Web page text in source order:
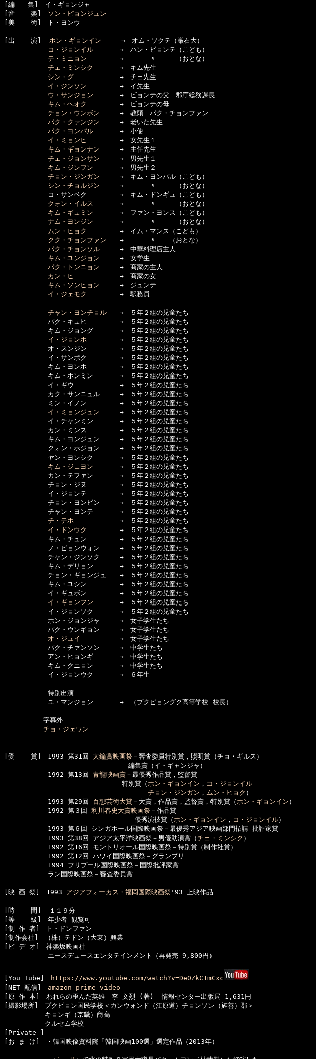
[編　　集]　イ・ギョンジャ
[音    楽]
ソン・ピョンジュン
[美    術]　ト・ヨンウ
[出    演] ホン・ギョンイン →　オム・ソクテ（厳石大）
コ・ジョンイル →　ハン・ビョンテ（こども）
テ・ミニョン →　　　　〃　　　（おとな）
チェ・ミンシク
→　キム先生
シン・グ →　チェ先生
イ・ジンソン →　イ先生
ウ・サンジョン →　ビョンテの父　郡庁総務課長
キム・ヘオク
→　ビョンテの母
チョン・ウンボン →　教頭　パク・チョンファン
パク・クァンジン →　老いた先生
パク・ヨンパル →　小使
イ・ミョンヒ
→　女先生１
キム・ギョンナン →　主任先生
チェ・ジョンサン →　男先生１
キム・ジンフン →　男先生２
チョン・ジンガン →　キム・ヨンパル（こども）
シン・チョルジン →　　　　〃　　　（おとな）
コ・サンベク　　　　　→　キム・ドンギュ（こども）
クォン・イルス →　　　　〃　　　（おとな）
キム・ギュミン →　ファン・ヨンス（こども）
ナム・ヨンジン →　　　　〃　　　（おとな）
ムン・ヒョク
→　イム・マンス（こども）
クク・チョンファン →　　　　〃　　（おとな）
パク・チョンソル →　中華料理店主人
キム・ユンジョン →　女学生
パク・トンニョン →　商家の主人
カン・ヒ
→　商家の女
キム・ソンヒョン →　ジュンテ
イ・ジェモク
→　駅務員
チャン・ヨンチョル →　５年２組の児童たち
パク・キュヒ　　　　　→　５年２組の児童たち
キム・ジョング　　　　→　５年２組の児童たち
イ・ジョンホ →　５年２組の児童たち
オ・スンジン　　　　　→　５年２組の児童たち
イ・サンボク　　　　　→　５年２組の児童たち
キム・ヨンホ　　　　　→　５年２組の児童たち
キム・ホンミン　　　　→　５年２組の児童たち
イ・ギウ　　　　　　　→　５年２組の児童たち
カク・サンニュル　　　→　５年２組の児童たち
ミン・イノン　　　　　→　５年２組の児童たち
イ・ミョンジュン →　５年２組の児童たち
イ・チャンミン　　　　→　５年２組の児童たち
カン・ミンス　　　　　→　５年２組の児童たち
キム・ヨンジュン　　　→　５年２組の児童たち
クォン・ホジョン　　　→　５年２組の児童たち
ヤン・ヨンシク　　　　→　５年２組の児童たち
キム・ジェヨン →　５年２組の児童たち
カン・テファン　　　　→　５年２組の児童たち
チョン・ジヌ　　　　　→　５年２組の児童たち
イ・ジョンテ　　　　　→　５年２組の児童たち
チョン・ヨンビン　　　→　５年２組の児童たち
チャン・ヨンテ　　　　→　５年２組の児童たち
チ・テホ →　５年２組の児童たち
イ・ドンウク
→　５年２組の児童たち
キム・チュン　　　　　→　５年２組の児童たち
ノ・ビョンウォン　　　→　５年２組の児童たち
チャン・ジンソク　　　→　５年２組の児童たち
キム・デリョン　　　　→　５年２組の児童たち
チョン・ギョンジュ　　→　５年２組の児童たち
キム・ユシン　　　　　→　５年２組の児童たち
イ・ギュボン　　　　　→　５年２組の児童たち
イ・ギョンフン →　５年２組の児童たち
イ・ジョンソク　　　　→　５年２組の児童たち
ホン・ジョンジャ　　　→　女子学生たち
パク・ウンギョン　　　→　女子学生たち
オ・ジュイ
→　女子学生たち
パク・チァンソン　　　→　中学生たち
アン・ヒョンギ　　　　→　中学生たち
キム・クニョン　　　　→　中学生たち
イ・ジョンウク　　　　→　６年生
特別出演
ユ・マンジョン　　　　→　（プクピョングク高等学校 校長）
字幕外
チョ・ジェワン
[受    賞]　1993 第31回 大鐘賞映画祭 －審査委員特別賞，照明賞（チョ・ギルス）
編集賞（イ・ギャンジャ）
1992 第13回 青龍映画賞 －最優秀作品賞，監督賞
特別賞（ホン・ギョンイン ， コ・ジョンイル
チョン・ジンガン ， ムン・ヒョク ）
1993 第29回 百想芸術大賞 －大賞，作品賞，監督賞，特別賞（ホン・ギョンイン ）
1992 第３回 利川春史大賞映画祭 －作品賞
優秀演技賞（ホン・ギョンイン ， コ・ジョンイル）
1993 第６回 シンガポール国際映画祭－最優秀アジア映画部門招請 批評家賞
1993 第38回 アジア太平洋映画祭－男優助演賞（チェ・ミンシク ）
1992 第16回 モントリオール国際映画祭－特別賞（制作社賞）
1992 第12回 ハワイ国際映画祭－グランプリ
1994 フリプール国際映画祭－国際批評家賞
ラン国際映画祭－審査委員賞
[映 画 祭]　1993 アジアフォーカス・福岡国際映画祭 '93 上映作品
[時    間]  １１９分
[等    級]　年少者 観覧可
[制 作 者]　ト・ドンファン
[制作会社]　（株）テドン（大東）興業
[ビ デ オ]　神楽坂映画社
エースデュースエンタテインメント（再発売 9,800円）
[You Tube]
https://www.youtube.com/watch?v=De0ZkC1mCxc
[NET 配信] amazon prime video
[原 作 本]　われらの歪んだ英雄　李 文烈 (著)  情報センター出版局 1,631円
[撮影場所]　プクピョン国民学校＜カンウォンド（江原道）チョンソン（旌善）郡＞
  　　　　　キョンギ（京畿）商高
  　　　　　クルセム学校
[Private ]
[お ま け]　・韓国映像資料院「韓国映画100選」選定作品（2013年）